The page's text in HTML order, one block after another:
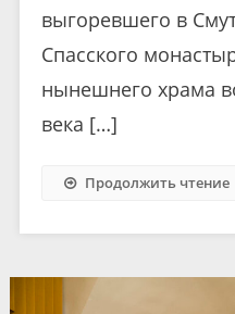
выгоревшего в
Спасского
нынешнего храма
века […]
Продолжить чтение